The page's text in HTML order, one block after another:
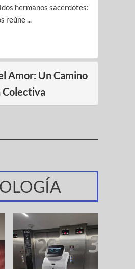
hermanos sacerdotes:
reúne ...
Amor: Un Camino
Colectiva